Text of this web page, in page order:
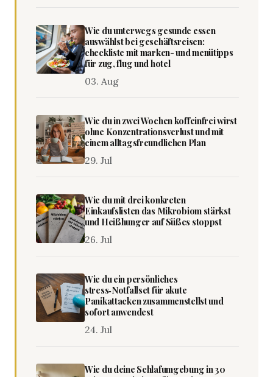
Wie du unterwegs gesunde essen
auswählst bei geschäftsreisen:
checkliste mit marken- und menütipps
für zug, flug und hotel
03. Aug
Wie du in zwei Wochen koffeinfrei wirst
ohne Konzentrationsverlust und mit
einem alltagsfreundlichen Plan
29. Jul
Wie du mit drei konkreten
Einkaufslisten das Mikrobiom stärkst
und Heißhunger auf Süßes stoppst
26. Jul
Wie du ein persönliches
stress‑Notfallset für akute
Panikattacken zusammenstellst und
sofort anwendest
24. Jul
Wie du deine Schlafumgebung in 30